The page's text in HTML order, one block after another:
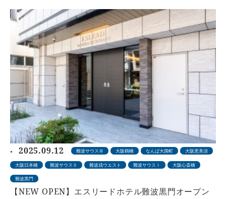
2025.09.12 難波サウスⅢ 大阪鶴橋 なんば大国町 大阪恵美須
大阪日本橋 難波サウスⅡ 難波戎ウエスト 難波サウスⅠ 大阪心斎橋
難波黒門
【NEW OPEN】エスリードホテル難波黒門オープン